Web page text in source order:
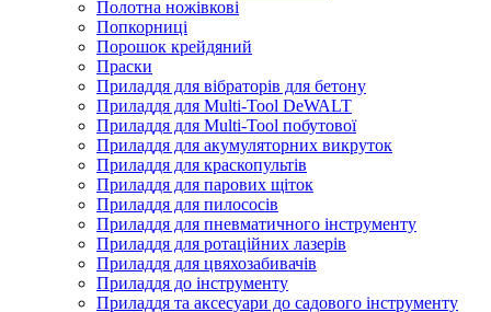
Полотна ножівкові
Попкорниці
Порошок крейдяний
Праски
Приладдя для вібраторів для бетону
Приладдя для Multi-Tool DeWALT
Приладдя для Multi-Tool побутової
Приладдя для акумуляторних викруток
Приладдя для краскопультів
Приладдя для парових щіток
Приладдя для пилососів
Приладдя для пневматичного інструменту
Приладдя для ротаційних лазерів
Приладдя для цвяхозабивачів
Приладдя до інструменту
Приладдя та аксесуари до садового інструменту